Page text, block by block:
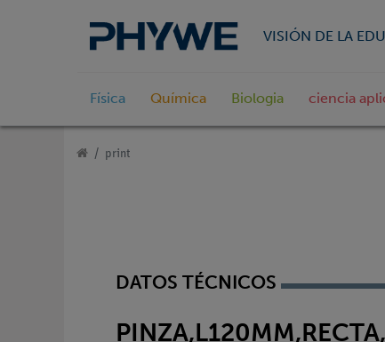
VISIÓN DE LA
Física Química Biologia ciencia
print
DATOS TÉCNICOS